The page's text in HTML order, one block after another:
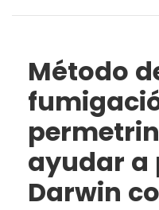
Método
ayudar a
Darwin